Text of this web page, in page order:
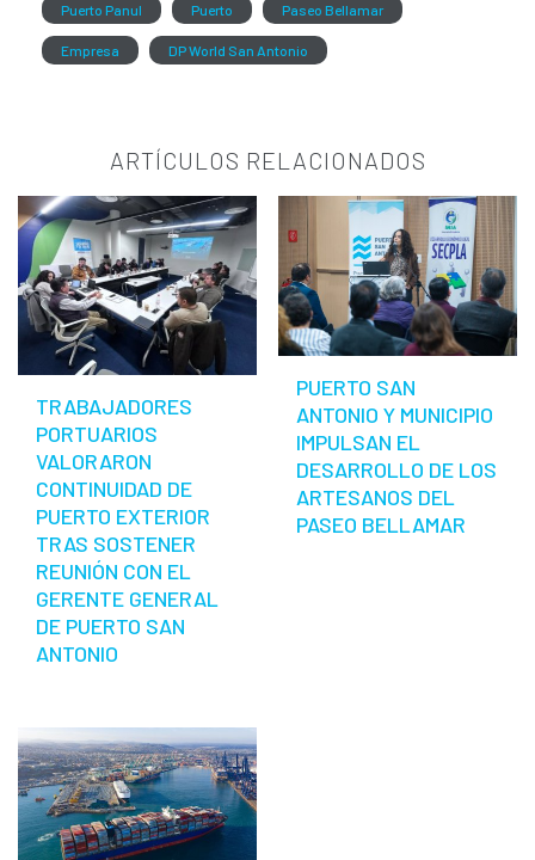
Puerto Panul Puerto Paseo Bellamar
Empresa DP World San Antonio
ARTÍCULOS RELACIONADOS
TRABAJADORES
PORTUARIOS
VALORARON
CONTINUIDAD DE
PUERTO EXTERIOR
TRAS SOSTENER
REUNIÓN CON EL
GERENTE GENERAL
DE PUERTO SAN
ANTONIO
PUERTO SAN
ANTONIO Y MUNICIPIO
IMPULSAN EL
DESARROLLO DE LOS
ARTESANOS DEL
PASEO BELLAMAR